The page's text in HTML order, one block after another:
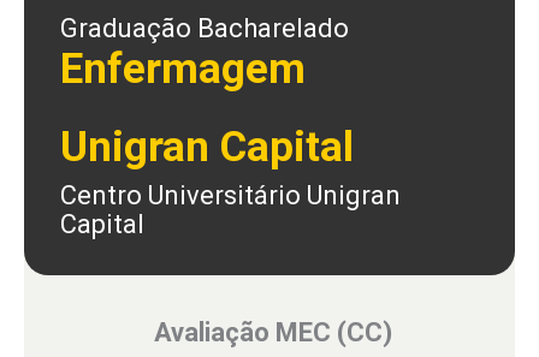
Graduação Bacharelado
Enfermagem
Unigran Capital
Centro Universitário Unigran
Capital
Avaliação MEC (CC)